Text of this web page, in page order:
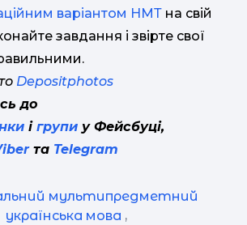
варіантом НМТ на свій
завдання і звірте свої
Depositphotos
до
ігрупи у Фейсбуці,
та Telegram
мультипредметний
українська мова ,